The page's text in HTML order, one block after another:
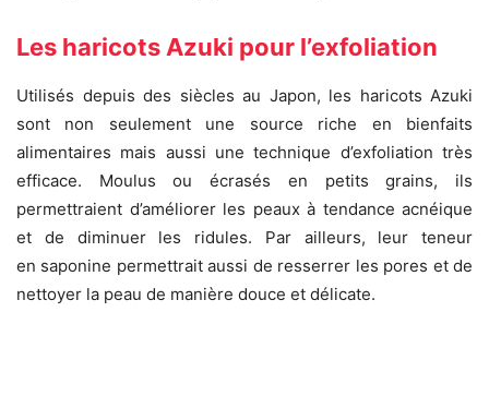
Les haricots Azuki pour l’exfoliation
Utilisés depuis des siècles au Japon, les haricots Azuki
sont non seulement une source riche en bienfaits
alimentaires mais aussi une technique d’exfoliation très
efficace. Moulus ou écrasés en petits grains, ils
permettraient d’améliorer les peaux à tendance acnéique
et de diminuer les ridules. Par ailleurs, leur teneur
en saponine permettrait aussi de resserrer les pores et de
nettoyer la peau de manière douce et délicate.